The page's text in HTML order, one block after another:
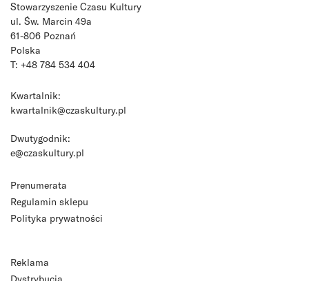
Stowarzyszenie Czasu Kultury
ul. Św. Marcin 49a
61-806 Poznań
Polska
T: +48 784 534 404
Kwartalnik:
kwartalnik@czaskultury.pl
Dwutygodnik:
e@czaskultury.pl
Prenumerata
Regulamin sklepu
Polityka prywatności
Reklama
Dystrybucja